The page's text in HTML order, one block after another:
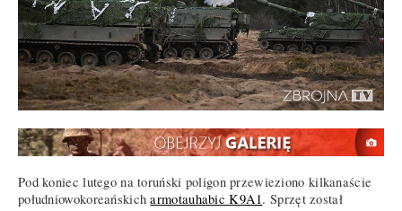
Pod koniec lutego na toruński poligon przewieziono kilkanaście
południowokoreańskicharmotauhabic K9A1. Sprzęt został